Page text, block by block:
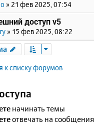
» 21 фев 2025, 07:54
доступ v5
» 15 фев 2025, 08:22
к списку форумов
начинать темы
отвечать на сообщения